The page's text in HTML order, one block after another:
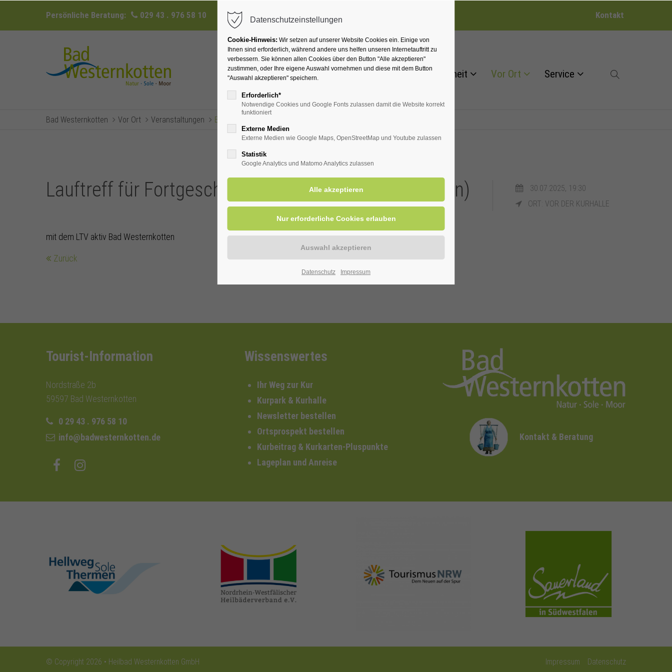
Persönliche Beratung: 029 43 . 976 58 10 info@badwesternkotten.de Kontakt
Ihr Heilbad Übernachten Für Ihre Gesundheit Vor Ort Service
Bad Westernkotten Vor Ort Veranstaltungen Eventsreader (Timeline)
Lauftreff für Fortgeschrittene (versch. Streckenlängen)
30.07.2025, 19:30
ORT: VOR DER KURHALLE
mit dem LTV aktiv Bad Westernkotten
Zurück
Tourist-Information
Nordstraße 2b
59597 Bad Westernkotten
0 29 43 . 976 58 10
info@badwesternkotten.de
Wissenswertes
Ihr Weg zur Kur
Kurpark & Kurhalle
Newsletter bestellen
Ortsprospekt bestellen
Kurbeitrag & Kurkarten-Pluspunkte
Lageplan und Anreise
Kontakt & Beratung
hellweg-sole-
thermen.de
heilbaeder.de
nrw-tourismus.de sauerland.com
© Copyright 2026 • Heilbad Westernkotten GmbH Impressum Datenschutz
Datenschutzeinstellungen
Cookie-Hinweis: Wir setzen auf unserer Website Cookies ein. Einige von
Ihnen sind erforderlich, während andere uns helfen unseren Internetauftritt zu
verbessern. Sie können allen Cookies über den Button "Alle akzeptieren"
zustimmen, oder Ihre eigene Auswahl vornehmen und diese mit dem Button
"Auswahl akzeptieren" speichern.
Erforderlich*
Notwendige Cookies und Google Fonts zulassen damit die Website korrekt
funktioniert
Externe Medien
Externe Medien wie Google Maps, OpenStreetMap und Youtube zulassen
Statistik
Google Analytics und Matomo Analytics zulassen
Datenschutz Impressum